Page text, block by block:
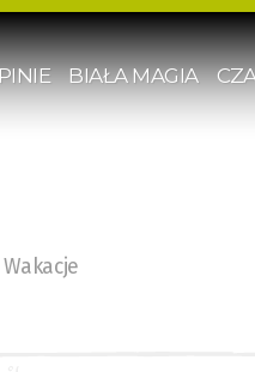
BIAŁA MAGIA